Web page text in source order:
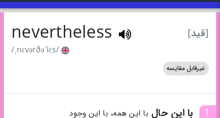
[قید] nevertheless
/ˌnɛvərðəˈlɛs/
غیرقابل مقایسه
1 با این حال با این همه، با این وجود